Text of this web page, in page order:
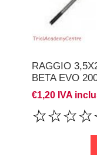
RAGGIO
BETA EVO
€1,20 IVA